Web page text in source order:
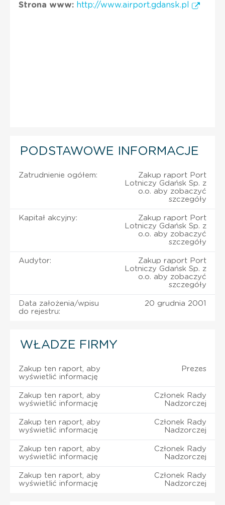
Strona www: http://www.airport.gdansk.pl
PODSTAWOWE INFORMACJE
Zatrudnienie ogółem:
Zakup raport Port
Lotniczy Gdańsk Sp. z
o.o. aby zobaczyć
szczegóły
Kapitał akcyjny:
Zakup raport Port
Lotniczy Gdańsk Sp. z
o.o. aby zobaczyć
szczegóły
Audytor:
Zakup raport Port
Lotniczy Gdańsk Sp. z
o.o. aby zobaczyć
szczegóły
Data założenia/wpisu
do rejestru:
20 grudnia 2001
WŁADZE FIRMY
Zakup ten raport, aby
wyświetlić informację
Prezes
Zakup ten raport, aby
wyświetlić informację
Członek Rady
Nadzorczej
Zakup ten raport, aby
wyświetlić informację
Członek Rady
Nadzorczej
Zakup ten raport, aby
wyświetlić informację
Członek Rady
Nadzorczej
Zakup ten raport, aby
wyświetlić informację
Członek Rady
Nadzorczej